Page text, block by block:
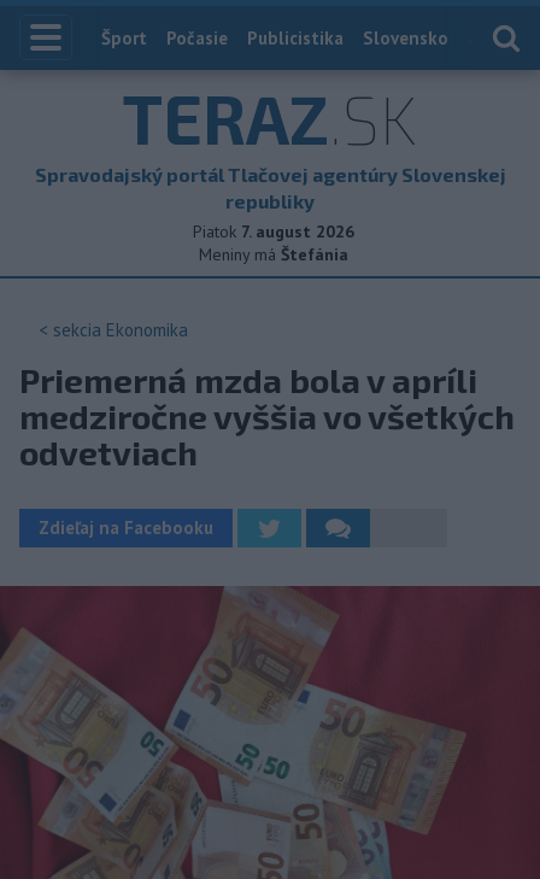
Index
Šport Počasie Publicistika Slovensko
TERAZ.SK
Spravodajský portál Tlačovej agentúry Slovenskej
republiky
Piatok 7. august 2026
Meniny má Štefánia
< sekcia Ekonomika
Priemerná mzda bola v apríli
medziročne vyššia vo všetkých
odvetviach
Zdieľaj na Facebooku